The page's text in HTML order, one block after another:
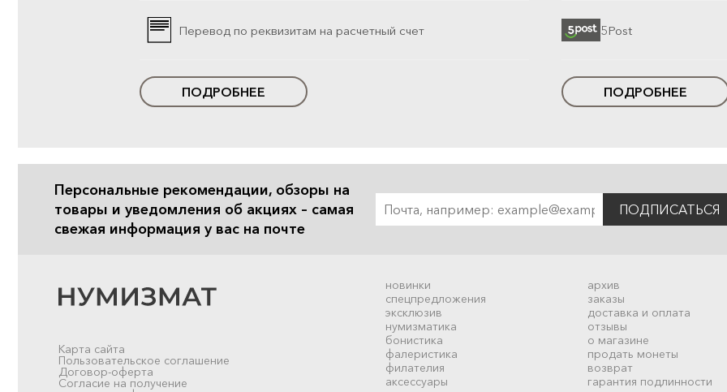
Перевод по реквизитам на расчетный счет
ПОДРОБНЕЕ
5Post
ПОДРОБНЕЕ
Персональные рекомендации, обзоры на
товары и уведомления об акциях – самая
свежая информация у вас на почте
ПОДПИСАТЬСЯ
новинки
спецпредложения
эксклюзив
нумизматика
бонистика
фалеристика
филателия
аксессуары
архив
заказы
доставка и оплата
отзывы
о магазине
продать монеты
возврат
гарантия подлинности
Карта сайта
Пользовательское соглашение
Договор-оферта
Согласие на получение